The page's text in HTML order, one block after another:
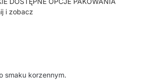
i zobacz
smaku korzennym.